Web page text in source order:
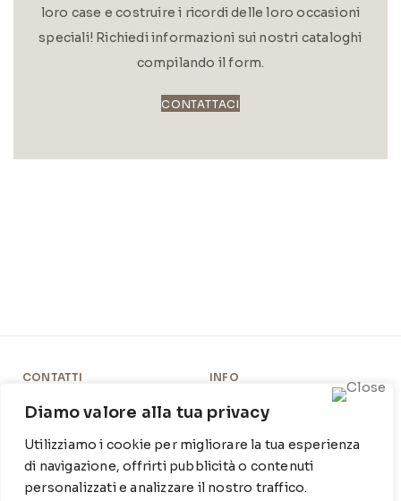
Diamo valore alla tua privacy
Utilizziamo i cookie per migliorare la tua esperienza
di navigazione, offrirti pubblicità o contenuti
personalizzati e analizzare il nostro traffico.
loro case e costruire i ricordi delle loro occasioni
speciali! Richiedi informazioni sui nostri cataloghi
compilando il form.
CONTATTACI
CONTATTI
Contrada Locosantissimo
mare
: 080 917 78 89
INFO
Chi siamo
Cookie Policy
Privacy Policy